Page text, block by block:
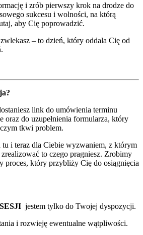
i zrób pierwszy krok na drodze do
sukcesu i wolności, na którą
aby Cię poprowadzić.
– to dzień, który oddala Cię od
link do umówienia terminu
oraz do uzupełnienia formularza, który
tkwi problem.
tu i teraz dla Ciebie wyzwaniem, z którym
to czego pragniesz. Zrobimy
proces, który przybliży Cię do osiągnięcia
jestem tylko do Twojej dyspozycji.
i rozwieję ewentualne wątpliwości.